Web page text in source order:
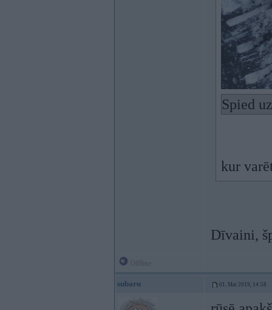
Spied
kur
Dīvaini,
subaru 01. Mar 2019, 14:58